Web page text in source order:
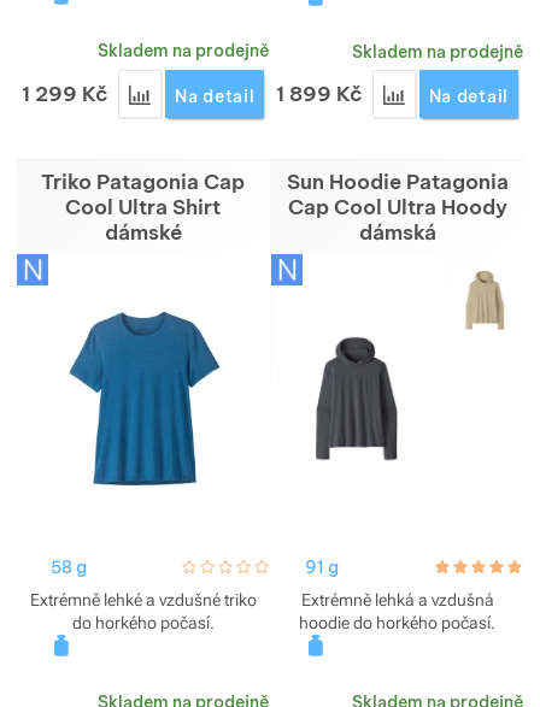
Skladem na prodejně
1 299 Kč Přidat 'Triko Patagonia Cap Cool Ultra Shirt
Na detail
Skladem na prodejně
1 899 Kč Přidat 'Sun
Na detail
Triko Patagonia Cap
Cool Ultra Shirt
dámské
58 g hodnoceni_zakazniku
0 / 5
Extrémně lehké a vzdušné triko
do horkého počasí.
Skladem na prodejně
Sun Hoodie Patagonia
Cap Cool Ultra Hoody
dámská
91 g
5.0 / 5
Extrémně lehká a vzdušná
hoodie do horkého počasí.
Skladem na prodejně